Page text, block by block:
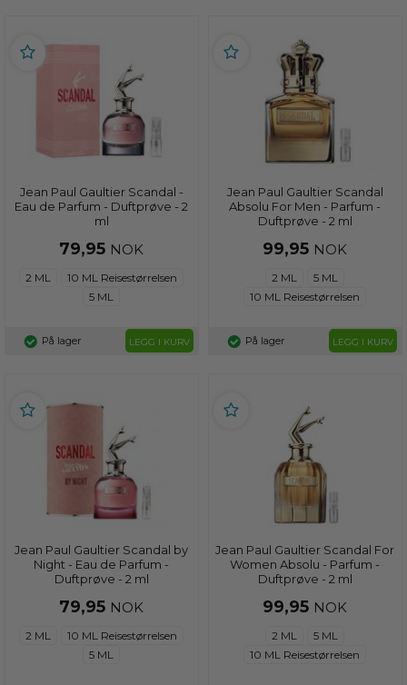
Jean Paul Gaultier Scandal -
Eau de Parfum - Duftprøve - 2
ml
79,95 NOK
2 ML
10 ML Reisestørrelsen
5 ML
På lager LEGG I KURV
Jean Paul Gaultier Scandal
Absolu For Men - Parfum -
Duftprøve - 2 ml
99,95 NOK
2 ML
5 ML
10 ML Reisestørrelsen
På lager LEGG I KURV
Jean Paul Gaultier Scandal by
Night - Eau de Parfum -
Duftprøve - 2 ml
79,95 NOK
2 ML
10 ML Reisestørrelsen
5 ML
Jean Paul Gaultier Scandal For
Women Absolu - Parfum -
Duftprøve - 2 ml
99,95 NOK
2 ML
5 ML
10 ML Reisestørrelsen